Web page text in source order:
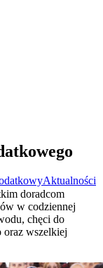
Aktualności
doradcom
w codziennej
chęci do
oraz wszelkiej